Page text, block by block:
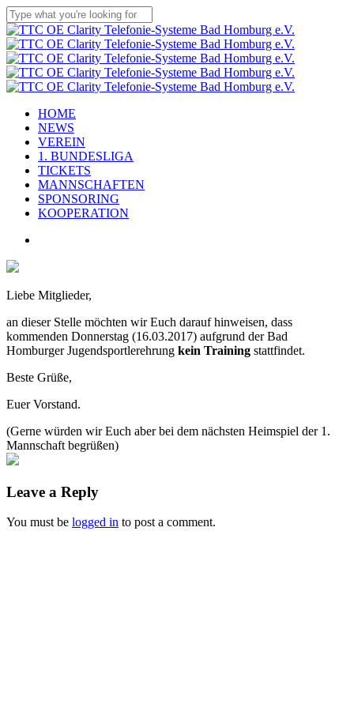
Skip
to
main
content
Close
Search
Menu
HOME
NEWS
VEREIN
1. BUNDESLIGA
TICKETS
MANNSCHAFTEN
SPONSORING
KOOPERATION
Liebe Mitglieder,
an dieser Stelle möchten wir Euch darauf hinweisen, dass
kommenden Donnerstag (16.03.2017) aufgrund der Bad
Homburger Jugendsportlerehrung kein Training stattfindet.
Beste Grüße,
Euer Vorstand.
(Gerne würden wir Euch aber bei dem nächsten Heimspiel der 1.
Mannschaft begrüßen)
Leave a Reply
You must be logged in to post a comment.